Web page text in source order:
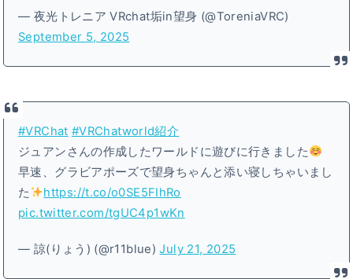
— 夜光トレニア VRchat垢in望身 (@ToreniaVRC)
September 5, 2025
#VRChat #VRChatworld紹介
ジュアンさんの作成したワールドに遊びに行きました
早速、グラビアポーズで望身ちゃんと添い寝しちゃいまし
た
https://t.co/o0SE5FIhRo
pic.twitter.com/tgUC4p1wKn
— 諒(りょう) (@r11blue)July 21, 2025